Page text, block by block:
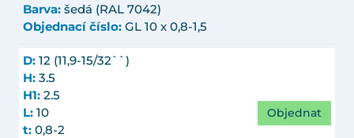
Barva: šedá (RAL 7042)
Objednací číslo: GL 10 x 0,8-1,5
D: 12 (11,9-15/32``)
H: 3.5
H1: 2.5
L: 10
t: 0,8-2
Objednat